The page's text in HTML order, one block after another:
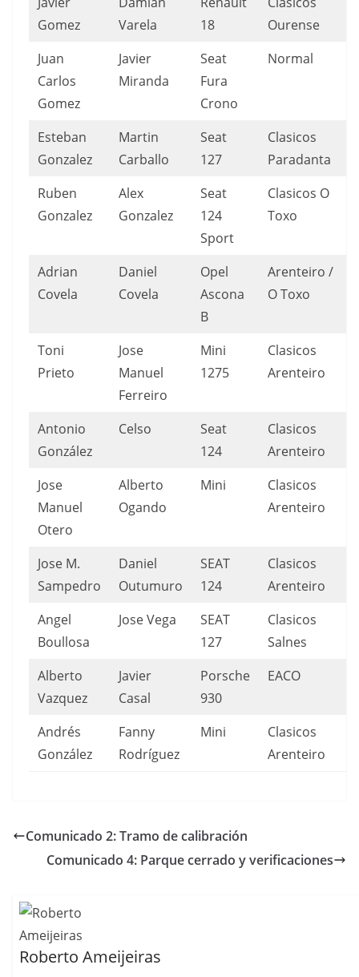
Gomez
Varela
18
Ourense
Juan
Carlos
Gomez
Javier
Miranda
Seat
Fura
Crono
Normal
Esteban
Gonzalez
Martin
Carballo
Seat
127
Clasicos
Paradanta
Ruben
Gonzalez
Alex
Gonzalez
Seat
124
Sport
Clasicos O
Toxo
Adrian
Covela
Daniel
Covela
Opel
Ascona
B
Arenteiro /
O Toxo
Toni
Prieto
Jose
Manuel
Ferreiro
Mini
1275
Clasicos
Arenteiro
Antonio
González
Celso
Seat
124
Clasicos
Arenteiro
Jose
Manuel
Otero
Alberto
Ogando
Mini
Clasicos
Arenteiro
Jose M.
Sampedro
Daniel
Outumuro
SEAT
124
Clasicos
Arenteiro
Angel
Boullosa
Jose Vega
SEAT
127
Clasicos
Salnes
Alberto
Vazquez
Javier
Casal
Porsche
930
EACO
Andrés
González
Fanny
Rodríguez
Mini
Clasicos
Arenteiro
Comunicado 2: Tramo de calibración
Comunicado 4: Parque cerrado y verificaciones
Roberto Ameijeiras